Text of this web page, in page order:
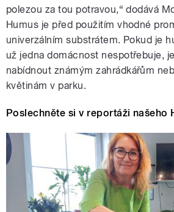
polezou za tou potravou,“ dodává
Humus je před použitím vhodné
univerzálním substrátem. Pokud je
už jedna domácnost nespotřebuje,
nabídnout známým zahrádkářům
květinám v parku.
Poslechněte si v reportáži našeho